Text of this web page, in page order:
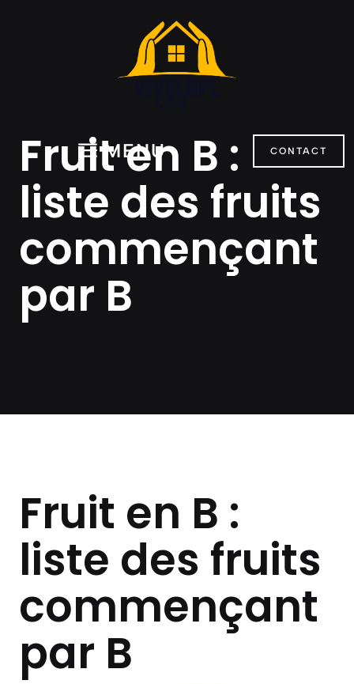
MENU CONTACT
Fruit en B :
liste des fruits
commençant
par B
Fruit en B :
liste des fruits
commençant
par B